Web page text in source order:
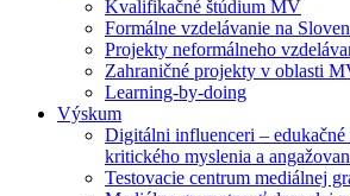
Kvalifikačné štúdium MV
Formálne vzdelávanie na
Projekty neformálneho
Zahraničné projekty v oblasti
Learning-by-doing
Výskum
Digitálni influenceri –
kritického myslenia a
Testovacie centrum mediálnej